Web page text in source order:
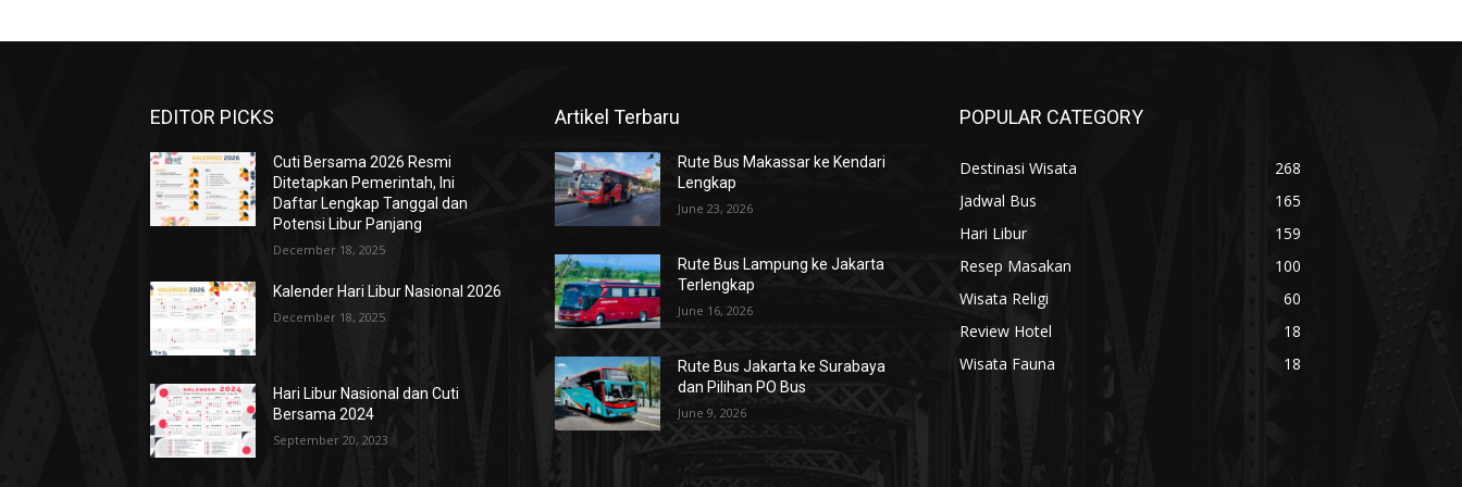
EDITOR PICKS
Cuti Bersama 2026 Resmi
Ditetapkan Pemerintah, Ini
Daftar Lengkap Tanggal dan
Potensi Libur Panjang
December 18, 2025
Kalender Hari Libur Nasional 2026
December 18, 2025
Hari Libur Nasional dan Cuti
Bersama 2024
September 20, 2023
Artikel Terbaru
Rute Bus Makassar ke Kendari
Lengkap
June 23, 2026
Rute Bus Lampung ke Jakarta
Terlengkap
June 16, 2026
Rute Bus Jakarta ke Surabaya
dan Pilihan PO Bus
June 9, 2026
POPULAR CATEGORY
Destinasi Wisata
268
Jadwal Bus
165
Hari Libur
159
Resep Masakan
100
Wisata Religi
60
Review Hotel
18
Wisata Fauna
18